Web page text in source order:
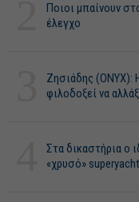
Ποιοι μπαίνουν
έλεγχο
Ζησιάδης (ONYX):
φιλοδοξεί να
Στα δικαστήρια ο
«χρυσό»